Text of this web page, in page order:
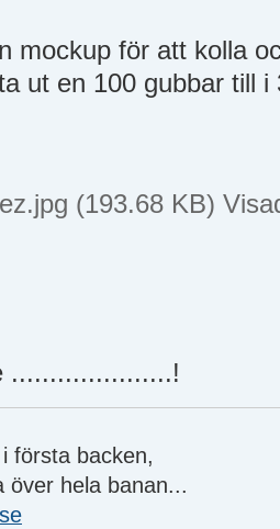
mockup för att kolla
ut en 100 gubbar till
(193.68 KB)
.....................!
första backen,
över hela banan...